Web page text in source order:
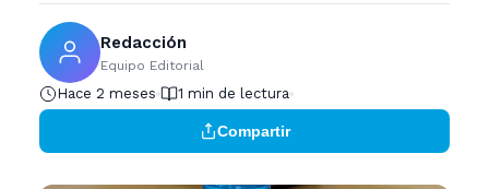
Redacción
Equipo Editorial
Hace 2 meses 1 min de lectura
Compartir